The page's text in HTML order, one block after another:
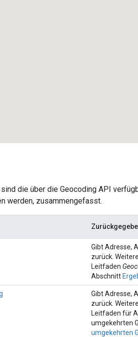
sind die über die Geocoding API
werden, zusammengefasst.
Gibt Adresse,
zurück.
Leitfaden
Abschnitt
Gibt Adresse,
zurück.
Leitfaden für
umgekehrten
umgekehrten